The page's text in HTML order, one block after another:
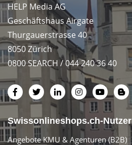
HELP Media AG
Geschäftshaus Airgate
Thurgauerstrasse 40
8050 Zürich
0800 SEARCH / 044 240 36 40
Swissonlineshops.ch-Nutzer
Angebote KMU & Agenturen (B2B)